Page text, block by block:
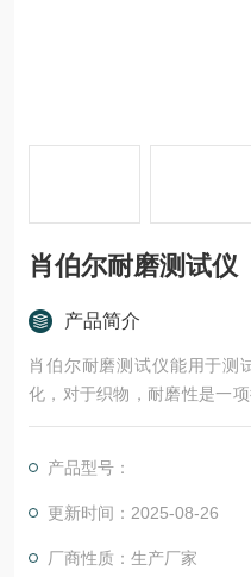
肖伯尔耐磨测试仪
产品简介
肖伯尔耐磨测试仪能用于测
化，对于织物，耐磨性是一
指标。试验时，通过摩擦部
0345、GMW Standard
标准推荐的测试方法。
产品型号：
更新时间：2025-08-26
厂商性质：生产厂家